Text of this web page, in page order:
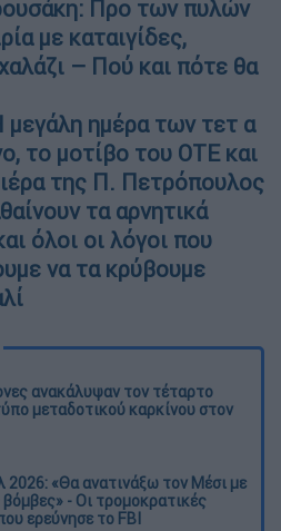
Προ των πυλών
με καταιγίδες,
– Πού και πότε θα
μεγάλη ημέρα των τετ α
το μοτίβο του ΟΤΕ και
της Π. Πετρόπουλος
τα αρνητικά
όλοι οι λόγοι που
να τα κρύβουμε
ανακάλυψαν τον τέταρτο
μεταδοτικού καρκίνου στον
2026: «Θα ανατινάξω τον Μέσι με
βόμβες» - Οι τρομοκρατικές
ερεύνησε το FBI